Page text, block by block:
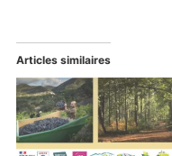
Articles similaires